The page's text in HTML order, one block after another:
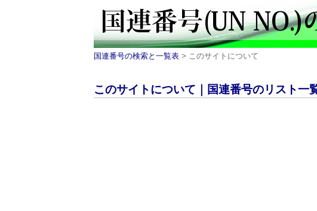
国連番号の検索と一覧表 > このサイトについて
このサイトについて｜国連番号のリスト一